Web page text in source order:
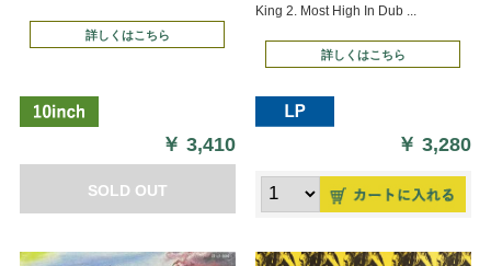
詳しくはこちら
￥3,410
SOLD OUT
King 2. Most High In Dub ...
詳しくはこちら
￥3,280